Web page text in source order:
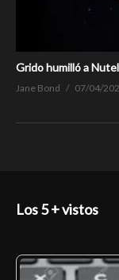
Grido humilló a
Jane Bond 07/04/
Los 5 + vistos